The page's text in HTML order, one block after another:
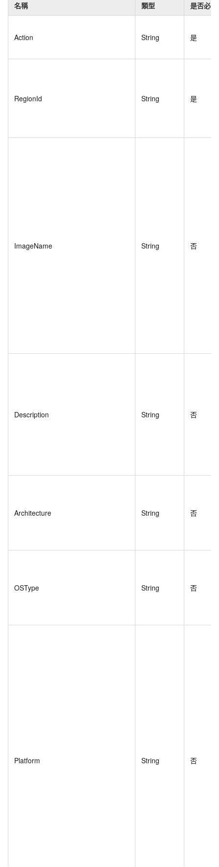
名稱 類型 是否必需
Action String 是
RegionId String 是
ImageName String 否
Description String 否
Architecture String 否
OSType String 否
Platform String 否